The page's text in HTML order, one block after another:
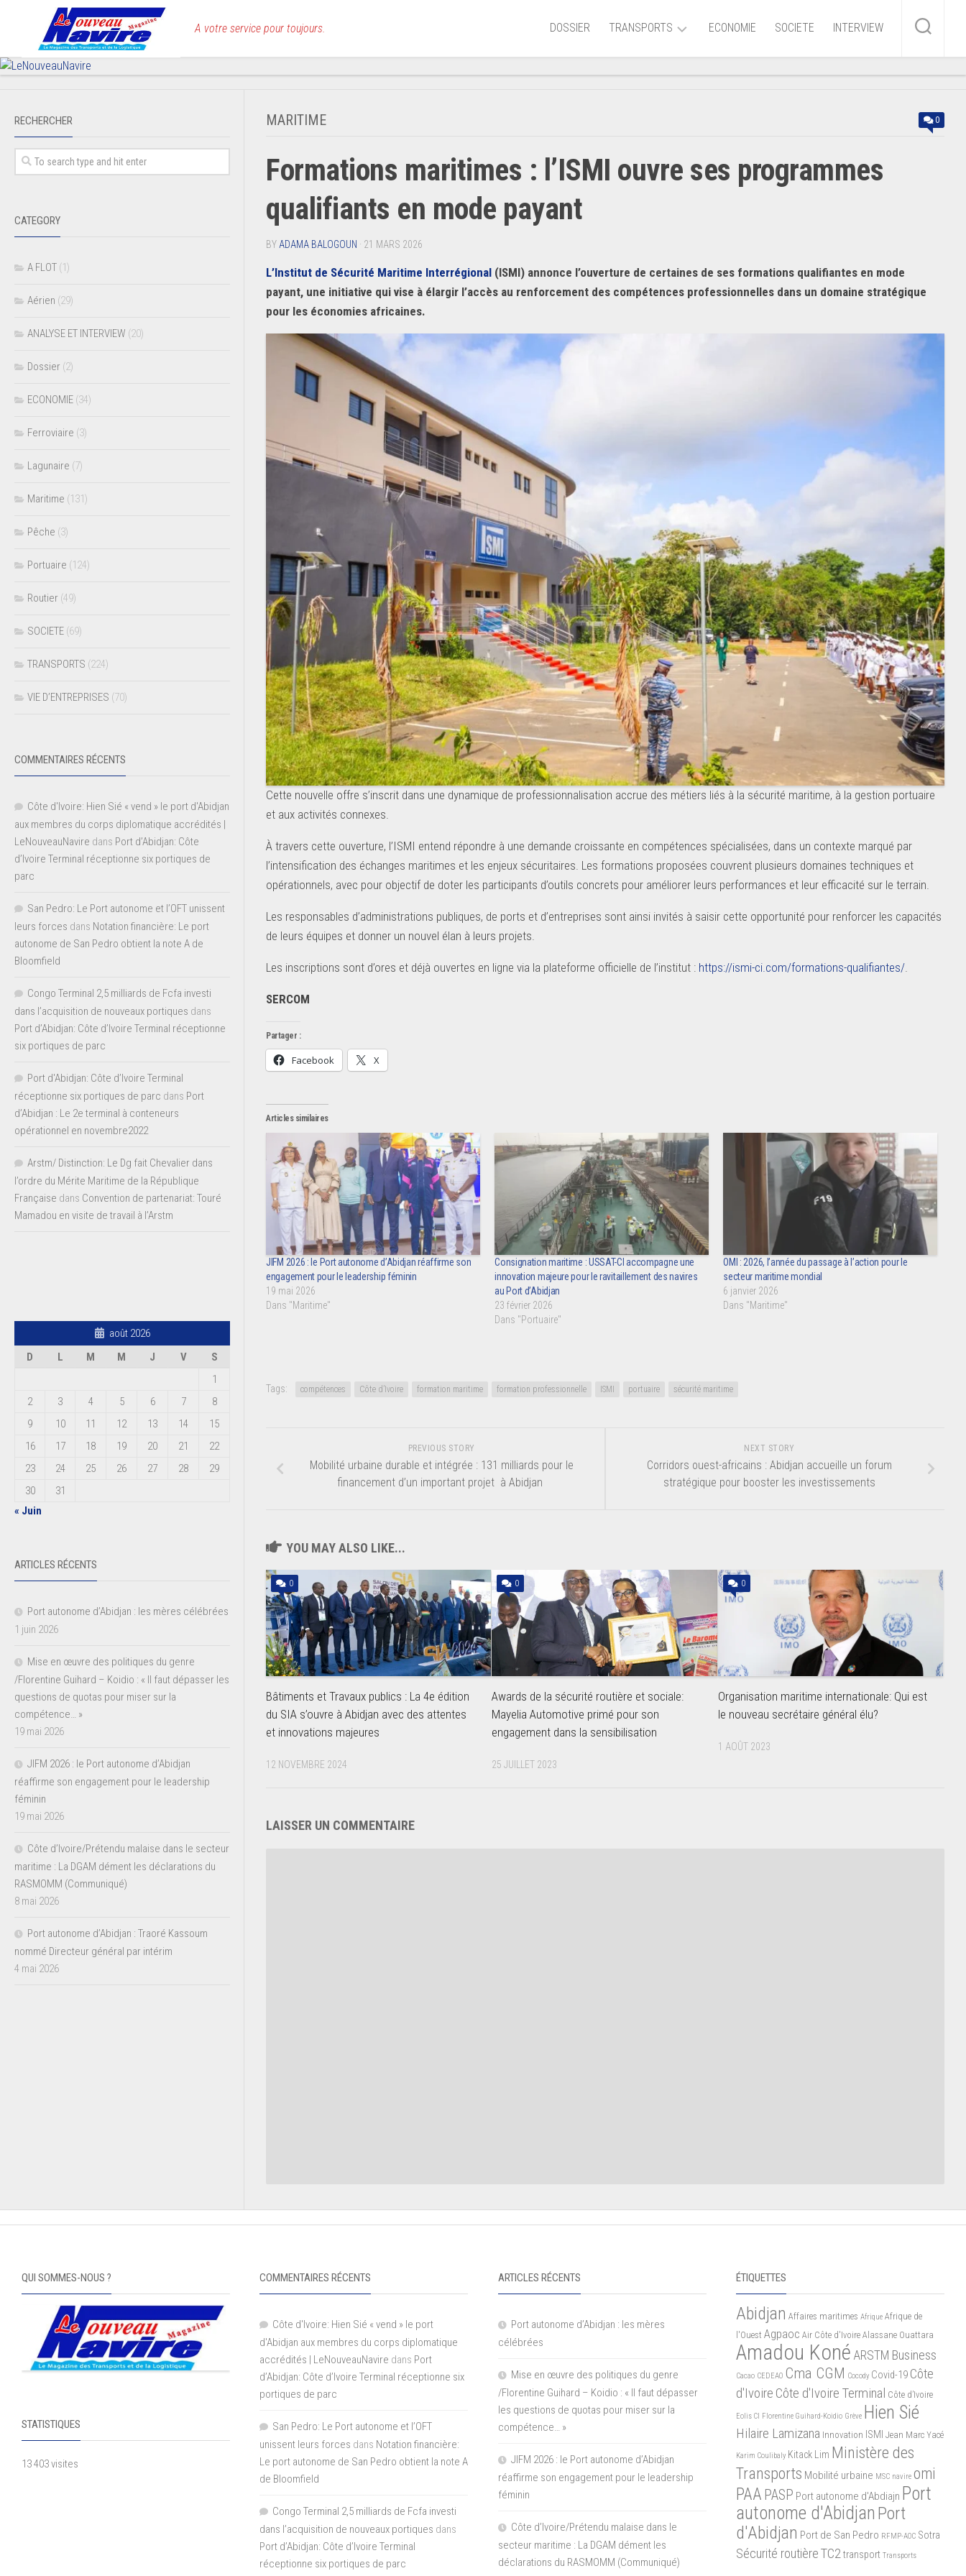
A votre service pour toujours. DOSSIER TRANSPORTS
Aérien
Routier
ECONOMIE SOCIETE INTERVIEW
MARITIME 0
Formations maritimes : l’ISMI ouvre ses programmes
qualifiants en mode payant
BY ADAMA BALOGOUN · 21 MARS 2026
L’Institut de Sécurité Maritime Interrégional (ISMI) annonce l’ouverture de certaines de ses formations qualifiantes en mode
payant, une initiative qui vise à élargir l’accès au renforcement des compétences professionnelles dans un domaine stratégique
pour les économies africaines.
Cette nouvelle offre s’inscrit dans une dynamique de professionnalisation accrue des métiers liés à la sécurité maritime, à la gestion portuaire
et aux activités connexes.
À travers cette ouverture, l’ISMI entend répondre à une demande croissante en compétences spécialisées, dans un contexte marqué par
l’intensification des échanges maritimes et les enjeux sécuritaires. Les formations proposées couvrent plusieurs domaines techniques et
opérationnels, avec pour objectif de doter les participants d’outils concrets pour améliorer leurs performances et leur efficacité sur le terrain.
Les responsables d’administrations publiques, de ports et d’entreprises sont ainsi invités à saisir cette opportunité pour renforcer les capacités
de leurs équipes et donner un nouvel élan à leurs projets.
Les inscriptions sont d’ores et déjà ouvertes en ligne via la plateforme officielle de l’institut : https://ismi-ci.com/formations-qualifiantes/
SERCOM
Partager :
Facebook X
Articles similaires
JIFM 2026 : le Port autonome d’Abidjan réaffirme son
engagement pour le leadership féminin
19 mai 2026
Dans "Maritime"
Consignation maritime : USSAT-CI accompagne une
innovation majeure pour le ravitaillement des navires
au Port d’Abidjan
23 février 2026
Dans "Portuaire"
OMI : 2026, l’année du passage à l’action pour le
secteur maritime mondial
6 janvier 2026
Dans "Maritime"
Tags: compétences Côte d’Ivoire formation maritime formation professionnelle ISMI portuaire sécurité maritime
NEXT STORY
Corridors ouest-africains : Abidjan accueille un forum
stratégique pour booster les investissements
PREVIOUS STORY
Mobilité urbaine durable et intégrée : 131 milliards pour le
financement d’un important projet à Abidjan
YOU MAY ALSO LIKE...
0
Bâtiments et Travaux publics : La 4e édition
du SIA s’ouvre à Abidjan avec des attentes
et innovations majeures
12 NOVEMBRE 2024
0
Awards de la sécurité routière et sociale:
Mayelia Automotive primé pour son
engagement dans la sensibilisation
25 JUILLET 2023
0
Organisation maritime internationale: Qui est
le nouveau secrétaire général élu?
1 AOÛT 2023
LAISSER UN COMMENTAIRE
RECHERCHER
CATEGORY
A FLOT (1)
Aérien (29)
ANALYSE ET INTERVIEW (20)
Dossier (2)
ECONOMIE (34)
Ferroviaire (3)
Lagunaire (7)
Maritime (131)
Pêche (3)
Portuaire (124)
Routier (49)
SOCIETE (69)
TRANSPORTS (224)
VIE D’ENTREPRISES (70)
COMMENTAIRES RÉCENTS
Côte d'Ivoire: Hien Sié « vend » le port d'Abidjan
aux membres du corps diplomatique accrédités |
LeNouveauNavire dans Port d’Abidjan: Côte
d’Ivoire Terminal réceptionne six portiques de
parc
San Pedro: Le Port autonome et l’OFT unissent
leurs forces dans Notation financière: Le port
autonome de San Pedro obtient la note A de
Bloomfield
Congo Terminal 2,5 milliards de Fcfa investi
dans l’acquisition de nouveaux portiques dans
Port d’Abidjan: Côte d’Ivoire Terminal réceptionne
six portiques de parc
Port d'Abidjan: Côte d’Ivoire Terminal
réceptionne six portiques de parc dans Port
d’Abidjan : Le 2e terminal à conteneurs
opérationnel en novembre2022
Arstm/ Distinction: Le Dg fait Chevalier dans
l’ordre du Mérite Maritime de la République
Française dans Convention de partenariat: Touré
Mamadou en visite de travail à l’Arstm
août 2026
D
L M M J V
S
1
2
3 4 5 6 7
8
9
10 11 12 13 14
15
16
17 18 19 20 21
22
23
24 25 26 27 28
29
30
31
« Juin
ARTICLES RÉCENTS
Port autonome d’Abidjan : les mères célébrées
1 juin 2026
Mise en œuvre des politiques du genre
/Florentine Guihard – Koidio : « Il faut dépasser les
questions de quotas pour miser sur la
compétence… »
19 mai 2026
JIFM 2026 : le Port autonome d’Abidjan
réaffirme son engagement pour le leadership
féminin
19 mai 2026
Côte d’Ivoire/Prétendu malaise dans le secteur
maritime : La DGAM dément les déclarations du
RASMOMM (Communiqué)
8 mai 2026
Port autonome d’Abidjan : Traoré Kassoum
nommé Directeur général par intérim
4 mai 2026
QUI SOMMES-NOUS ?
STATISTIQUES
13 403 visites
COMMENTAIRES RÉCENTS
Côte d'Ivoire: Hien Sié « vend » le port
d'Abidjan aux membres du corps diplomatique
accrédités | LeNouveauNavire dans Port
d’Abidjan: Côte d’Ivoire Terminal réceptionne six
portiques de parc
San Pedro: Le Port autonome et l’OFT
unissent leurs forces dans Notation financière:
Le port autonome de San Pedro obtient la note A
de Bloomfield
Congo Terminal 2,5 milliards de Fcfa investi
dans l’acquisition de nouveaux portiques dans
Port d’Abidjan: Côte d’Ivoire Terminal
réceptionne six portiques de parc
ARTICLES RÉCENTS
Port autonome d’Abidjan : les mères
célébrées
Mise en œuvre des politiques du genre
/Florentine Guihard – Koidio : « Il faut dépasser
les questions de quotas pour miser sur la
compétence… »
JIFM 2026 : le Port autonome d’Abidjan
réaffirme son engagement pour le leadership
féminin
Côte d’Ivoire/Prétendu malaise dans le
secteur maritime : La DGAM dément les
déclarations du RASMOMM (Communiqué)
ÉTIQUETTES
Abidjan Affaires maritimes Afrique Afrique de
l'Ouest Agpaoc Air Côte d'Ivoire Alassane Ouattara
Amadou Koné ARSTM Business
Cacao CEDEAO Cma CGM Cocody Covid-19 Côte
d'Ivoire Côte d'Ivoire Terminal Côte d’Ivoire
Eolis CI Florentine Guihard-Koidio Grève Hien Sié
Hilaire Lamizana Innovation ISMI Jean Marc Yacé
Karim Coulibaly Kitack Lim Ministère des
Transports Mobilité urbaine MSC navire omi
PAA PASP Port autonome d'Abdiajn Port
autonome d'Abidjan Port
d'Abidjan Port de San Pedro RFMP-AOC Sotra
Sécurité routièreTC2 transport Transports